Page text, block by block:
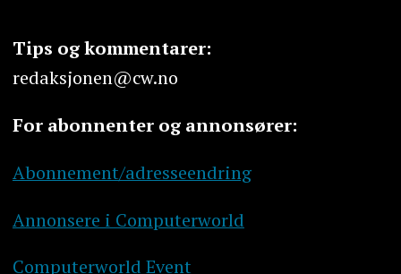
Tips og kommentarer:
redaksjonen@cw.no
For abonnenter og annonsører:
Abonnement/adresseendring
Annonsere i Computerworld
Computerworld Event